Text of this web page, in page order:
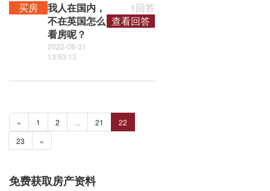
买房
我人在国内，
不在英国怎么
看房呢？
2022-08-31
13:53:13
1回答
查看回答
« 1 2 ... 21
22
23
»
免费获取房产资料